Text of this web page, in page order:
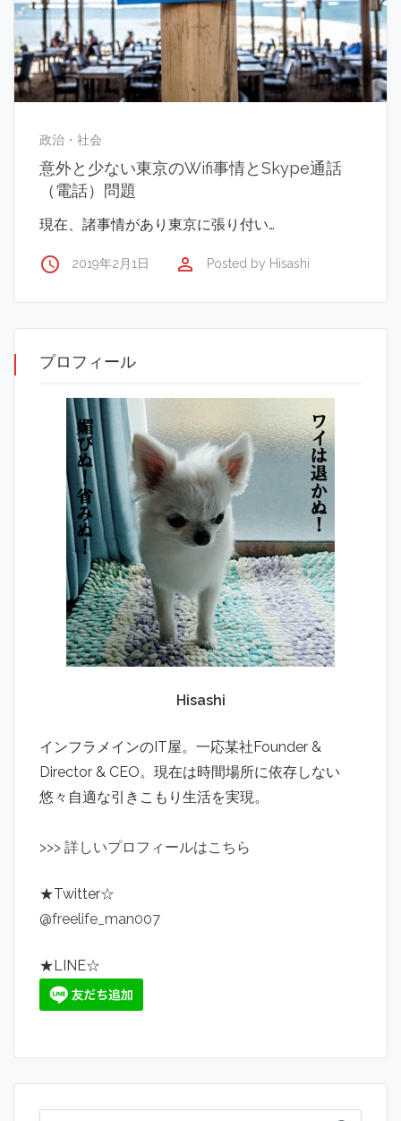
政治・社会
意外と少ない東京のWifi事情とSkype通話
（電話）問題
現在、諸事情があり東京に張り付い…
access_time 2019年2月1日 perm_identity Posted by Hisashi
プロフィール
Hisashi
インフラメインのIT屋。一応某社Founder &
Director & CEO。現在は時間場所に依存しない
悠々自適な引きこもり生活を実現。
>>> 詳しいプロフィールはこちら
★Twitter☆
@freelife_man007
★LINE☆